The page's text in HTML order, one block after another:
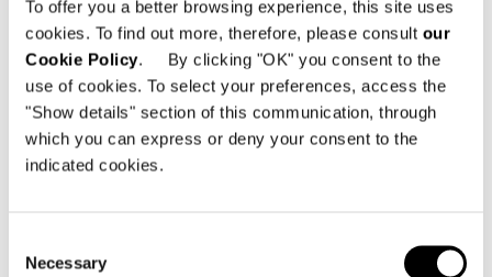
To offer you a better browsing experience, this site uses
cookies. To find out more, therefore, please consult our
Cookie Policy. By clicking "OK" you consent to the
use of cookies. To select your preferences, access the
"Show details" section of this communication, through
which you can express or deny your consent to the
indicated cookies.
Selection
Necessary
01 02 03
DOWNLOAD